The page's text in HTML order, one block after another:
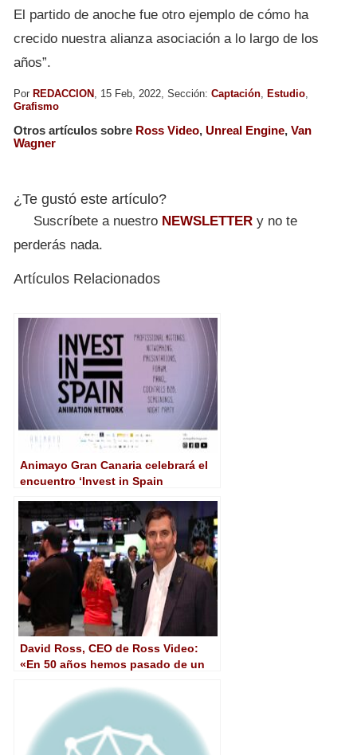
El partido de anoche fue otro ejemplo de cómo ha
crecido nuestra alianza asociación a lo largo de los
años”.
Por REDACCION , 15 Feb, 2022, Sección: Captación Estudio
Grafismo
Otros artículos sobre Ross Video, Unreal Engine, Van
Wagner
¿Te gustó este artículo?
Suscríbete a nuestro NEWSLETTER y no te
perderás nada.
Artículos Relacionados
Animayo Gran Canaria celebrará el
encuentro ‘Invest in Spain
David Ross, CEO de Ross Video:
«En 50 años hemos pasado de un
diferentes»